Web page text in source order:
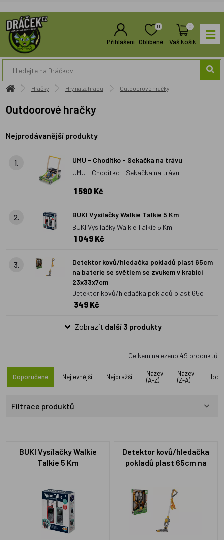
Přihlášení
0
Oblíbené
0
Váš košík
Hračky Hry na zahradu Outdoorové hračky
Outdoorové hračky
Nejprodávanější produkty
1.
UMU - Chodítko - Sekačka na trávu
UMU - Chodítko - Sekačka na trávu
1 590 Kč
2.
BUKI Vysílačky Walkie Talkie 5 Km
BUKI Vysílačky Walkie Talkie 5 Km
1 049 Kč
3.
Detektor kovů/hledačka pokladů plast 65cm
na baterie se světlem se zvukem v krabici
23x33x7cm
Detektor kovů/hledačka pokladů plast 65cm
na baterie se světlem se zvukem v krabici
349 Kč
Zobrazit další 3 produkty
Celkem nalezeno 49 produktů
Doporučené Nejlevnější Nejdražší
Název
(A-Z)
Název
(Z-A)
Filtrace produktů
BUKI Vysílačky Walkie
Talkie 5 Km
Detektor kovů/hledačka
pokladů plast 65cm na
23x33x7cm